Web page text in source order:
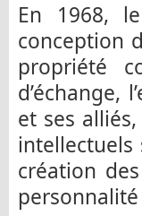
En 1968,
conception
propriété
d’échange,
et ses
intellectuels
création
personnalité